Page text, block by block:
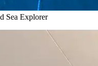
Sea Explorer